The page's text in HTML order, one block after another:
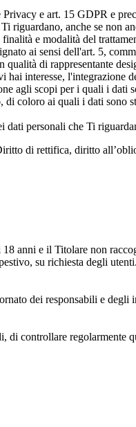
e art. 15 GDPR e
riguardano, anche se non
e modalità del
ai sensi dell'art. 5,
qualità di rappresentante
interesse,
agli scopi per i quali i dati
di coloro ai quali i dati
personali che Ti
di rettifica, diritto
anni e il Titolare non
su richiesta degli utenti.
dei responsabili e degli
controllare regolarmente